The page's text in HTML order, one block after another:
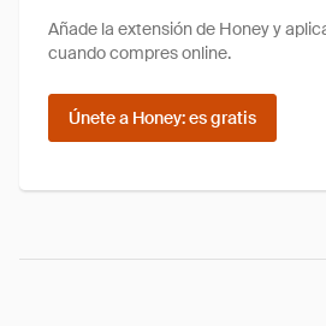
Añade la extensión de Honey y
cuando compres online.
Únete a Honey: es gratis